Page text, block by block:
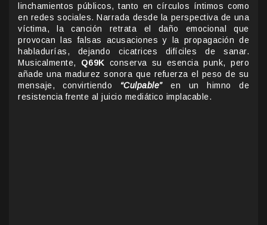
linchamientos públicos, tanto en círculos íntimos como
en redes sociales. Narrada desde la perspectiva de una
víctima, la canción retrata el daño emocional que
provocan las falsas acusaciones y la propagación de
habladurías, dejando cicatrices difíciles de sanar.
Musicalmente, Q69K conserva su esencia punk, pero
añade una madurez sonora que refuerza el peso de su
mensaje, convirtiendo “Culpable”en un himno de
resistencia frente al juicio mediático implacable.